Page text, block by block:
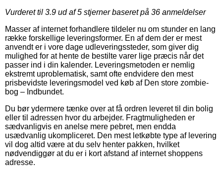
Vurderet til 3.9 ud af 5 stjerner baseret på 36 anmeldelser
Masser af internet forhandlere tildeler nu om stunder en lang
række forskellige leveringsformer. En af dem der er mest
anvendt er i vore dage udleveringssteder, som giver dig
mulighed for at hente de bestilte varer lige præcis når det
passer ind i din kalender. Leveringsmetoden er nemlig
ekstremt uproblematisk, samt ofte endvidere den mest
prisbevidste leveringsmodel ved køb af Den store zombie-
bog – Indbundet.
Du bør ydermere tænke over at få ordren leveret til din bolig
eller til adressen hvor du arbejder. Fragtmuligheden er
sædvanligvis en anelse mere pebret, men endda
usædvanlig ukompliceret. Den mest letkøbte type af levering
vil dog altid være at du selv henter pakken, hvilket
nødvendiggør at du er i kort afstand af internet shoppens
adresse.